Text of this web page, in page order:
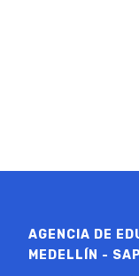
AGENCIA DE
MEDELLÍN -